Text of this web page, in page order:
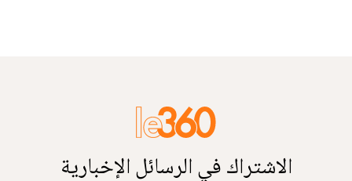
الاشتراك في الرسائل الإخبارية